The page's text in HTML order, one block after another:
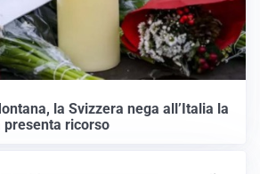
la Svizzera nega all’Italia la
presenta ricorso